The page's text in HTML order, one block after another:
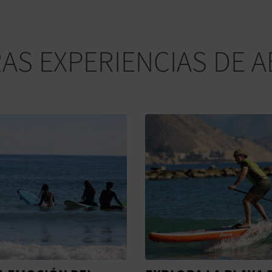
EXPERIENCIAS DE